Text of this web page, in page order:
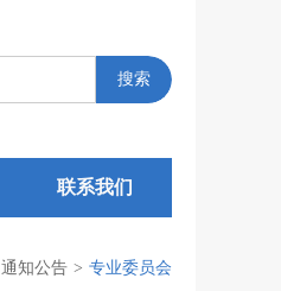
搜索
联系我们
通知公告 > 专业委员会